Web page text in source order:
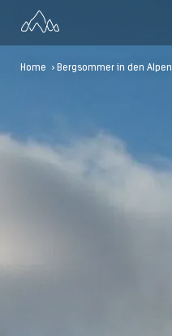
Home > Bergsommer in den Alpen